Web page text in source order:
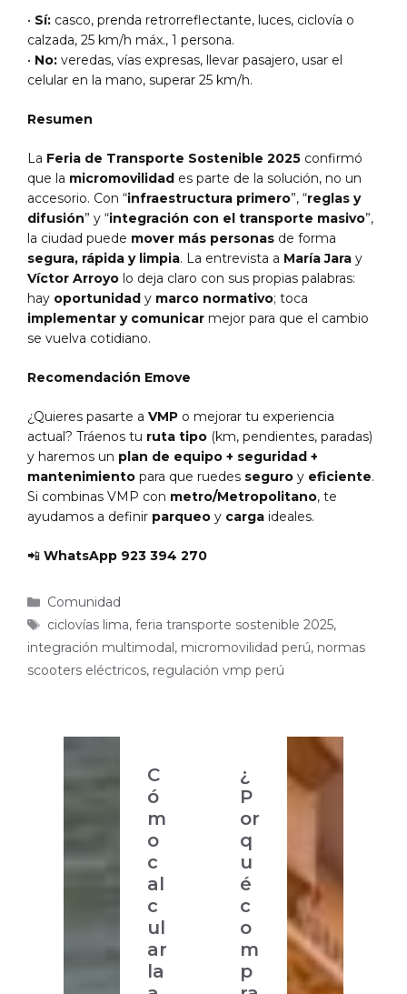
• Sí: casco, prenda retrorreflectante, luces, ciclovía o
calzada, 25 km/h máx., 1 persona.
• No: veredas, vías expresas, llevar pasajero, usar el
celular en la mano, superar 25 km/h.
Resumen
La Feria de Transporte Sostenible 2025 confirmó
que la micromovilidad es parte de la solución, no un
accesorio. Con “infraestructura primero”, “reglas y
difusión” y “integración con el transporte masivo”,
la ciudad puede mover más personas de forma
segura, rápida y limpia. La entrevista a María Jara y
Víctor Arroyo lo deja claro con sus propias palabras:
hay oportunidad y marco normativo; toca
implementar y comunicar mejor para que el cambio
se vuelva cotidiano.
Recomendación Emove
¿Quieres pasarte a VMP o mejorar tu experiencia
actual? Tráenos tu ruta tipo (km, pendientes, paradas)
y haremos un plan de equipo + seguridad +
mantenimiento para que ruedes seguro y eficiente.
Si combinas VMP con metro/Metropolitano, te
ayudamos a definir parqueo y carga ideales.
📲 WhatsApp 923 394 270
Categorías
Comunidad
Etiquetas
ciclovías lima,feria transporte sostenible 2025,
integración multimodal, micromovilidad perú, normas
scooters eléctricos, regulación vmp perú
C
ó
m
o
c
al
c
ul
ar
la
¿
P
or
q
u
é
c
o
m
p